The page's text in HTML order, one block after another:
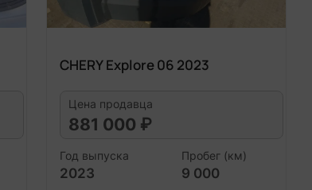
CHERY Explore 06 2023
Цена продавца
881 000 ₽
Год выпуска
2023
Пробег (км)
9 000